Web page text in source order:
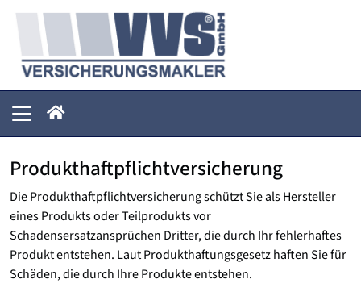
Produkthaftpflichtversicherung
Die Produkthaftpflicht­versicherung schützt Sie als Hersteller
eines Produkts oder Teilprodukts vor
Schadensersatzansprüchen Dritter, die durch Ihr fehlerhaftes
Produkt entstehen. Laut Produkthaftungsgesetz haften Sie für
Schäden, die durch Ihre Produkte entstehen.